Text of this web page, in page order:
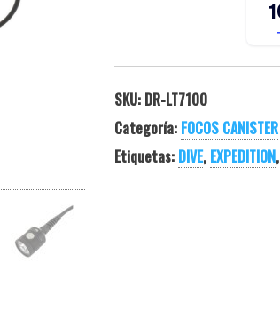
SKU: DR-LT7100
Categoría: FOCOS CANISTER
Etiquetas: DIVE, EXPEDITION,